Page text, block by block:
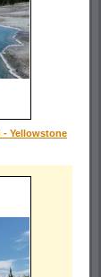
- Yellowstone